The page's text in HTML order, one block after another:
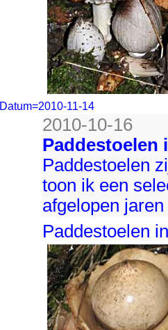
Datum=2010-11-14
2010-10-16
Paddestoelen
Paddestoelen
toon ik een
afgelopen
Paddestoelen